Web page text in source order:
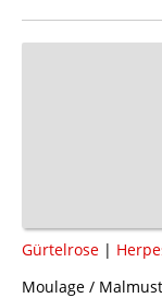
Gürtelrose |
Moulage /